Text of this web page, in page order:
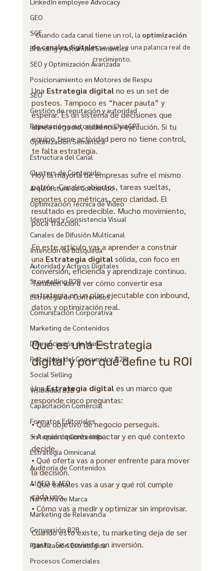
GEO
SGE
Branding y Autoridad Semántica
SEO y Optimización Avanzada
Posicionamiento en Motores de Respu
SEO
Gestión de reputación y autoridad
Reputación y autoridad en ChatGPT
Optimización Semántica
Estructura del Canal
Clusters de Contenido
Arquitectura de Contenido
Optimización Técnica de Video
Identidad y Consistencia Visual
Canales de Difusión Multicanal
Intención de Búsqueda
Autoridad y Activos Digitales
Storytelling B2B
Estrategia de Contenidos
Comunicación Corporativa
Marketing de Contenidos
Diferenciación de Marca
Psicología del Consumidor B2B
Social Selling
Visibilidad B2B
Capacitación Comercial
Formatos Editoriales
Sistemas de Contenido
Estrategia Omnicanal
Auditoría de Contenidos
AI SEO & AEO
Narrativa de Marca
Marketing de Relevancia
Conversión B2B
Planificación Estratégica
Procesos Comerciales
Cuando cada canal tiene un rol, la optimización
de canales digitales se vuelve una palanca real de
crecimiento.
Una Estrategia digital no es un set de
posteos. Tampoco es “hacer pauta” y
esperar. Es un sistema de decisiones que
alinea negocio, audiencia y ejecución. Si tu
equipo tiene actividad pero no tiene control,
te falta estrategia.
Hoy la mayoría de empresas sufre el mismo
patrón. Canales abiertos, tareas sueltas,
reportes con métricas, cero claridad. El
resultado es predecible. Mucho movimiento,
poca tracción.
En este artículo vas a aprender a construir
una Estrategia digital sólida, con foco en
conversión, eficiencia y aprendizaje continuo.
También vas a ver cómo convertir esa
estrategia en un plan ejecutable con inbound,
datos y optimización real.
Qué es una Estrategia
digital y por qué define tu ROI
Una Estrategia digital es un marco que
responde cinco preguntas:
• Qué objetivo de negocio perseguís.
• A quién querés impactar y en qué contexto
decide.
• Qué oferta vas a poner enfrente para mover
la decisión.
• Qué canales vas a usar y qué rol cumple
cada uno.
• Cómo vas a medir y optimizar sin improvisar.
Cuando esto existe, tu marketing deja de ser
gasto. Se convierte en inversión.